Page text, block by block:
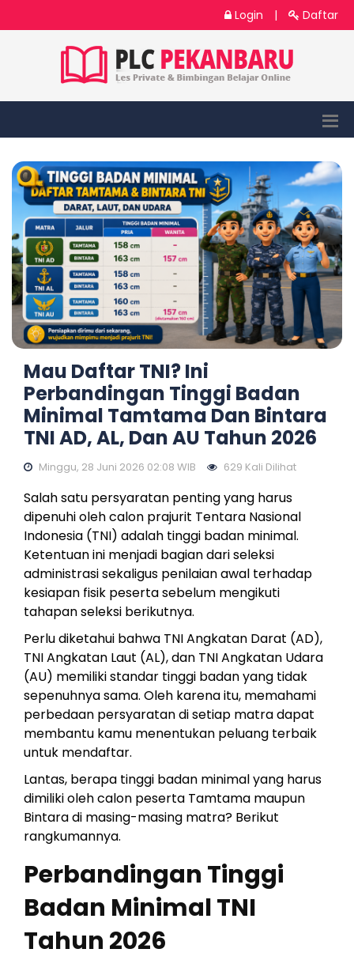
Login | Daftar
Mau Daftar TNI? Ini
Perbandingan Tinggi Badan
Minimal Tamtama Dan Bintara
TNI AD, AL, Dan AU Tahun 2026
Minggu, 28 Juni 2026 02:08 WIB 629 Kali Dilihat
Salah satu persyaratan penting yang harus
dipenuhi oleh calon prajurit Tentara Nasional
Indonesia (TNI) adalah tinggi badan minimal.
Ketentuan ini menjadi bagian dari seleksi
administrasi sekaligus penilaian awal terhadap
kesiapan fisik peserta sebelum mengikuti
tahapan seleksi berikutnya.
Perlu diketahui bahwa TNI Angkatan Darat (AD),
TNI Angkatan Laut (AL), dan TNI Angkatan Udara
(AU) memiliki standar tinggi badan yang tidak
sepenuhnya sama. Oleh karena itu, memahami
perbedaan persyaratan di setiap matra dapat
membantu kamu menentukan peluang terbaik
untuk mendaftar.
Lantas, berapa tinggi badan minimal yang harus
dimiliki oleh calon peserta Tamtama maupun
Bintara di masing-masing matra? Berikut
rangkumannya.
Perbandingan Tinggi
Badan Minimal TNI
Tahun 2026